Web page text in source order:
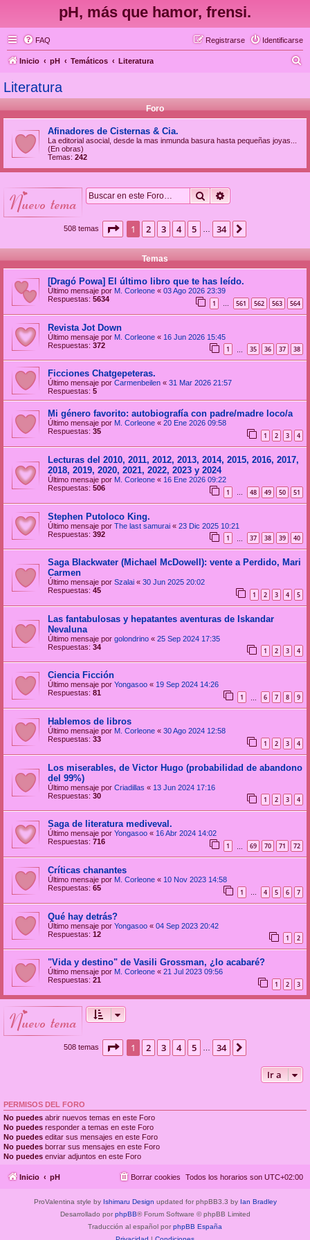
pH, más que hamor, frensi.
FAQ Identificarse
Registrarse
Inicio pH Temáticos Literatura
c
Literatura
Foro
Afinadores de Cisternas & Cia.
La editorial asocial, desde la mas inmunda basura hasta pequeñas joyas...
(En obras)
Temas: 242
nuevo tema Buscar
508 temas Página de 34
1 2 3 4 5 34
Temas
[Dragó Powa] El último libro que te has leído.
Último mensaje por M. Corleone « 03 Ago 2026 23:39
Respuestas: 5634 1 … 561 562 563 564
Revista Jot Down
Último mensaje por M. Corleone « 16 Jun 2026 15:45
Respuestas: 372 1 35 36 37 38
Ficciones Chatgepeteras.
Último mensaje por Carmenbeilen « 31 Mar 2026 21:57
Respuestas: 5
Mi género favorito: autobiografía con padre/madre loco/a
Último mensaje por M. Corleone « 20 Ene 2026 09:58
Respuestas: 35 1 2 3 4
Lecturas del 2010, 2011, 2012, 2013, 2014, 2015, 2016, 2017,
2018, 2019, 2020, 2021, 2022, 2023 y 2024
Último mensaje por M. Corleone « 16 Ene 2026 09:22
Respuestas: 506 1 … 48 49 50 51
Stephen Putoloco King.
Último mensaje por The last samurai « 23 Dic 2025 10:21
Respuestas: 392 1 37 38 39 40
Saga Blackwater (Michael McDowell): vente a Perdido, Mari
Carmen
Último mensaje por Szalai « 30 Jun 2025 20:02
Respuestas: 45 1 2 3 4 5
Las fantabulosas y hepatantes aventuras de Iskandar
Nevaluna
Último mensaje por golondrino « 25 Sep 2024 17:35
Respuestas: 34 1 2 3 4
Ciencia Ficción
Último mensaje por Yongasoo « 19 Sep 2024 14:26
Respuestas: 81 1 6 7 8 9
Hablemos de libros
Último mensaje por M. Corleone « 30 Ago 2024 12:58
Respuestas: 33 1 2 3 4
Los miserables, de Victor Hugo (probabilidad de abandono
del 99%)
Último mensaje por Criadillas « 13 Jun 2024 17:16
Respuestas: 30 1 2 3 4
Saga de literatura mediveval.
Último mensaje por Yongasoo « 16 Abr 2024 14:02
Respuestas: 716 1 69 70 71 72
Críticas chanantes
Último mensaje por M. Corleone « 10 Nov 2023 14:58
Respuestas: 65 1 … 4 5 6 7
Qué hay detrás?
Último mensaje por Yongasoo « 04 Sep 2023 20:42
Respuestas: 12 1 2
"Vida y destino" de Vasili Grossman, ¿lo acabaré?
Último mensaje por M. Corleone « 21 Jul 2023 09:56
Respuestas: 21 1 2 3
nuevo tema
508 temas Página de 34
1 2 3 4 5 34
Ir a
PERMISOS DEL FORO
No puedes abrir nuevos temas en este Foro
No puedes responder a temas en este Foro
No puedes editar sus mensajes en este Foro
No puedes borrar sus mensajes en este Foro
No puedes enviar adjuntos en este Foro
Inicio pH Todos los horarios son UTC+02:00
Borrar cookies
ProValentina style by Ishimaru Design updated for phpBB3.3 by Ian Bradley
Desarrollado por phpBB® Forum Software © phpBB Limited
Traducción al español por phpBB España